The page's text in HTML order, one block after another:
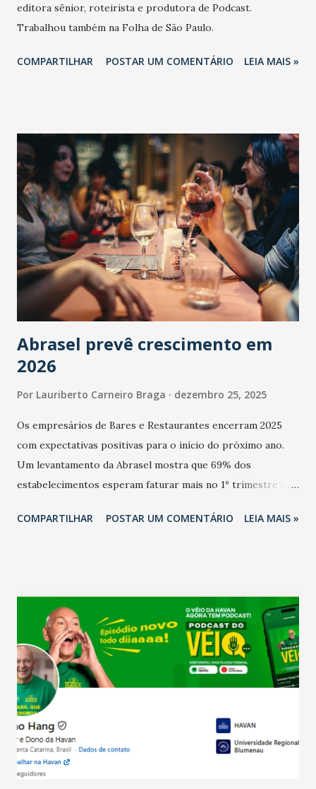
editora sênior, roteirista e produtora de Podcast.
Trabalhou também na Folha de São Paulo.
COMPARTILHAR POSTAR UM COMENTÁRIO LEIA MAIS »
Abrasel prevê crescimento em
2026
Por Lauriberto Carneiro Braga dezembro 25, 2025
Os empresários de Bares e Restaurantes encerram 2025
com expectativas positivas para o início do próximo ano.
Um levantamento da Abrasel mostra que 69% dos
estabelecimentos esperam faturar mais no 1º trimestre de
relação ao último trimestre deste ano, 56% também
confraternizações de fim de ano e pelo pagamento do 13º
Salário para um número maior de trabalhadores, já que o
país tem a menor taxa de desemprego dos anos recentes.
Ainda segundo a Pesquisa, em novembro de 2025, 40% dos
bares e restaurantes operaram com lucro e outros 40%
registraram equilíbrio financeiro. Já o percentual de
estabelecimentos no prejuízo ficou em 19%, pouco abaixo
do observado no mês anterior. Outros 1% não existiam em
novembro. Em relação a outubro, o faturamento também
cresceu. De acordo com a pesquisa, 44% dos n...
COMPARTILHAR POSTAR UM COMENTÁRIO LEIA MAIS »